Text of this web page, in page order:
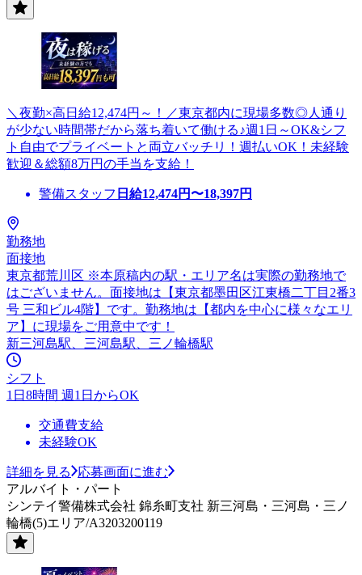
＼夜勤×高日給12,474円～！／東京都内に現場多数◎人通り
が少ない時間帯だから落ち着いて働ける♪週1日～OK&シフ
ト自由でプライベートと両立バッチリ！週払いOK！未経験
歓迎＆総額8万円の手当を支給！
警備スタッフ 日給12,474円〜18,397円
勤務地
面接地
東京都荒川区 ※本原稿内の駅・エリア名は実際の勤務地で
はございません。面接地は【東京都墨田区江東橋二丁目2番3
号 三和ビル4階】です。勤務地は【都内を中心に様々なエリ
ア】に現場をご用意中です！
新三河島駅、三河島駅、三ノ輪橋駅
シフト
1日8時間 週1日からOK
交通費支給
未経験OK
詳細を見る
応募画面に進む
アルバイト・パート
シンテイ警備株式会社 錦糸町支社 新三河島・三河島・三ノ
輪橋(5)エリア/A3203200119